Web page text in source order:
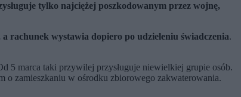
tylko najciężej poszkodowanym przez wojnę,
rachunek wystawia dopiero po udzieleniu świadczenia.
5 marca taki przywilej przysługuje niewielkiej grupie osób.
o zamieszkaniu w ośrodku zbiorowego zakwaterowania.